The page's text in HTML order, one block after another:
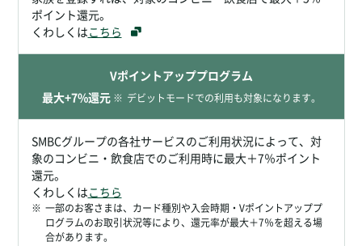
ポイント還元。
くわしくはこちら
Vポイントアッププログラム
最大+7%還元 ※ デビットモードでの利用も対象になります。
SMBCグループの各社サービスのご利用状況によって、対
象のコンビニ・飲食店でのご利用時に最大＋7％ポイント
還元。
くわしくはこちら
※ 一部のお客さまは、カード種別や入会時期・Vポイントアッププ
ログラムのお取引状況等により、還元率が最大＋7％を超える場
合があります。